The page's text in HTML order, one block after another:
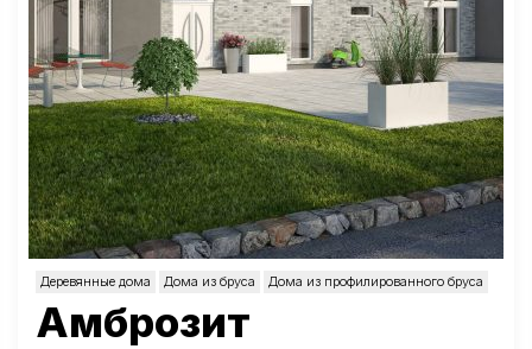
Деревянные дома Дома из бруса Дома из профилированного бруса
Амброзит